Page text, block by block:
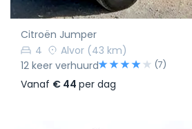
Citroën Jumper
4
Alvor (43 km)
12 keer verhuurd
(7)
Vanaf € 44 per dag